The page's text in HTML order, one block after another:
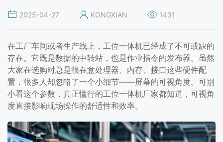
2025-04-27 KONGXIAN 1431
在工厂车间或者生产线上，工位一体机已经成了不可或缺的
存在。它既是数据的中转站，也是作业指令的发布器。虽然
大家在选购时总是很在意处理器、内存、接口这些硬件配
置，很多人却忽略了一个小细节——屏幕的可视角度。可别
小看这个参数，真正懂行的工位一体机厂家都知道，可视角
度直接影响现场操作的舒适性和效率。